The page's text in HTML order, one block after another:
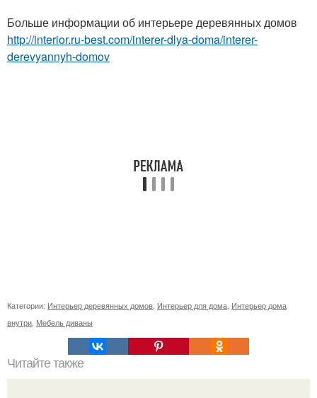
Больше информации об интерьере деревянных домов
http://interior.ru-best.com/interer-dlya-doma/interer-
derevyannyh-domov
Категории: Интерьер деревянных домов Интерьер для дома Интерьер дома
внутри Мебель диваны
Читайте также